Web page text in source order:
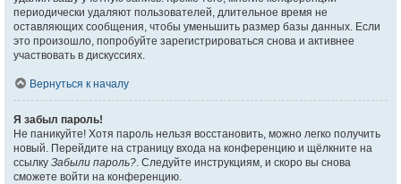
периодически удаляют пользователей, длительное время не
оставляющих сообщения, чтобы уменьшить размер базы данных. Если
это произошло, попробуйте зарегистрироваться снова и активнее
участвовать в дискуссиях.
Вернуться к началу
Я забыл пароль!
Не паникуйте! Хотя пароль нельзя восстановить, можно легко получить
новый. Перейдите на страницу входа на конференцию и щёлкните на
ссылку Забыли пароль?. Следуйте инструкциям, и скоро вы снова
сможете войти на конференцию.